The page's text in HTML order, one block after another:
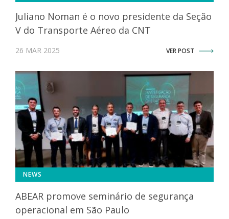
Juliano Noman é o novo presidente da Seção
V do Transporte Aéreo da CNT
26 MAR 2025 VER POST
NEWS
ABEAR promove seminário de segurança
operacional em São Paulo